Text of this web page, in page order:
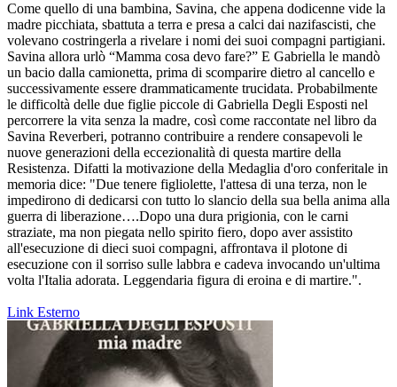
Come quello di una bambina, Savina, che appena dodicenne vide la
madre picchiata, sbattuta a terra e presa a calci dai nazifascisti, che
volevano costringerla a rivelare i nomi dei suoi compagni partigiani.
Savina allora urlò “Mamma cosa devo fare?” E Gabriella le mandò
un bacio dalla camionetta, prima di scomparire dietro al cancello e
successivamente essere drammaticamente trucidata. Probabilmente
le difficoltà delle due figlie piccole di Gabriella Degli Esposti nel
percorrere la vita senza la madre, così come raccontate nel libro da
Savina Reverberi, potranno contribuire a rendere consapevoli le
nuove generazioni della eccezionalità di questa martire della
Resistenza. Difatti la motivazione della Medaglia d'oro conferitale in
memoria dice: "Due tenere figliolette, l'attesa di una terza, non le
impedirono di dedicarsi con tutto lo slancio della sua bella anima alla
guerra di liberazione….Dopo una dura prigionia, con le carni
straziate, ma non piegata nello spirito fiero, dopo aver assistito
all'esecuzione di dieci suoi compagni, affrontava il plotone di
esecuzione con il sorriso sulle labbra e cadeva invocando un'ultima
volta l'Italia adorata. Leggendaria figura di eroina e di martire.".
Link Esterno